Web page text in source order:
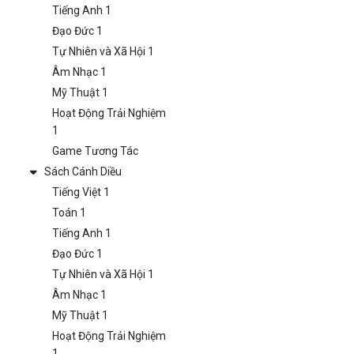
Tiếng Anh 1
Đạo Đức 1
Tự Nhiên và Xã Hội 1
Âm Nhạc 1
Mỹ Thuật 1
Hoạt Động Trải Nghiệm
1
Game Tương Tác
Sách Cánh Diều
Tiếng Việt 1
Toán 1
Tiếng Anh 1
Đạo Đức 1
Tự Nhiên và Xã Hội 1
Âm Nhạc 1
Mỹ Thuật 1
Hoạt Động Trải Nghiệm